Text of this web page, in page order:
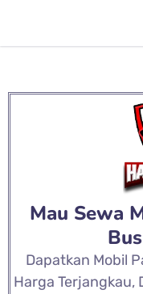
Mau Sewa
Dapatkan Mobil
Harga Terjangkau,